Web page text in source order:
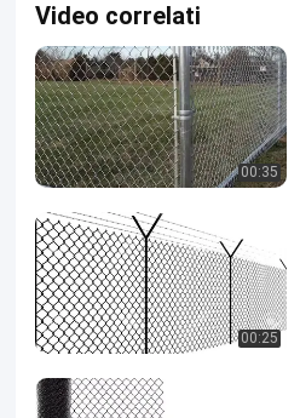
Video correlati
00:35
00:25